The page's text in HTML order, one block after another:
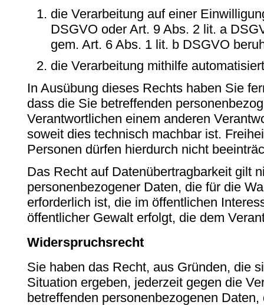
die Verarbeitung auf einer
DSGVO oder Art. 9 Abs. 2 lit. a
gem. Art. 6 Abs. 1 lit. b DSGVO
die Verarbeitung mithilfe
In Ausübung dieses Rechts haben Sie
dass die Sie betreffenden
Verantwortlichen einem anderen
soweit dies technisch machbar ist.
Personen dürfen hierdurch nicht
Das Recht auf Datenübertragbarkeit gilt
personenbezogener Daten, die für die
erforderlich ist, die im öffentlichen
öffentlicher Gewalt erfolgt, die dem
Widerspruchsrecht
Sie haben das Recht, aus Gründen, die
Situation ergeben, jederzeit gegen die
betreffenden personenbezogenen